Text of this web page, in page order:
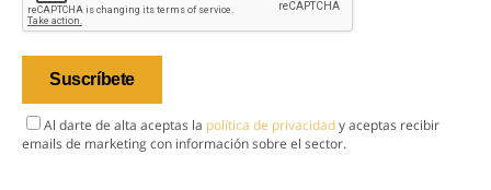
Al darte de alta aceptas la política de privacidady aceptas recibir
emails de marketing con información sobre el sector.